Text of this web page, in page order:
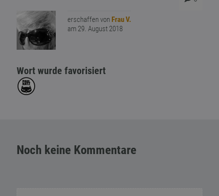
erschaffen von Frau V.
am 29. August 2018
Wort wurde favorisiert
Noch keine Kommentare